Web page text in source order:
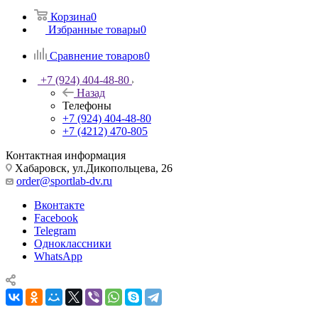
Корзина0
Избранные товары0
Сравнение товаров0
+7 (924) 404-48-80
Назад
Телефоны
+7 (924) 404-48-80
+7 (4212) 470-805
Контактная информация
Хабаровск, ул.Дикопольцева, 26
order@sportlab-dv.ru
Вконтакте
Facebook
Telegram
Одноклассники
WhatsApp